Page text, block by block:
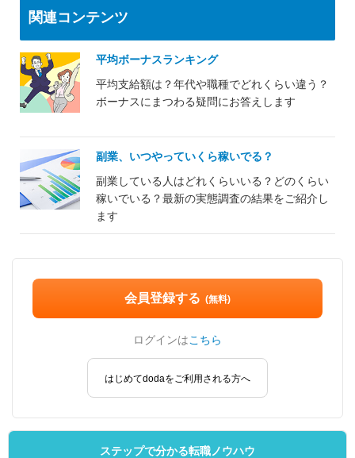
関連コンテンツ
平均ボーナスランキング
平均支給額は？年代や職種でどれくらい違う？
ボーナスにまつわる疑問にお答えします
副業、いつやっていくら稼いでる？
副業している人はどれくらいいる？どのくらい
稼いでいる？最新の実態調査の結果をご紹介し
ます
会員登録する (無料)
ログインはこちら
はじめてdodaをご利用される方へ
ステップで分かる転職ノウハウ